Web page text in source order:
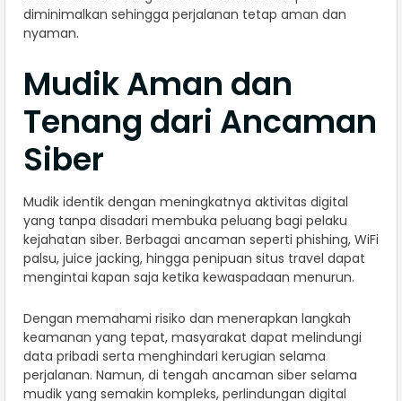
diminimalkan sehingga perjalanan tetap aman dan
nyaman.
Mudik Aman dan
Tenang dari Ancaman
Siber
Mudik identik dengan meningkatnya aktivitas digital
yang tanpa disadari membuka peluang bagi pelaku
kejahatan siber. Berbagai ancaman seperti phishing, WiFi
palsu, juice jacking, hingga penipuan situs travel dapat
mengintai kapan saja ketika kewaspadaan menurun.
Dengan memahami risiko dan menerapkan langkah
keamanan yang tepat, masyarakat dapat melindungi
data pribadi serta menghindari kerugian selama
perjalanan. Namun, di tengah ancaman siber selama
mudik yang semakin kompleks, perlindungan digital